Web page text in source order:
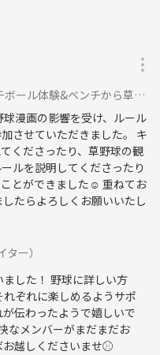
チから草野球観戦してみませんか★に参加
漫画の影響を受け、ルール
させていただきました。 キ
くださったり、草野球の観
ルを説明してくださったり
とができました☺️ 重ねてお
たらよろしくお願いいたし
ター）
した！ 野球に詳しい方
ぞれに楽しめるようサポ
伝わったようで嬉しいで
なメンバーがまだまだお
越しくださいませ⚾️